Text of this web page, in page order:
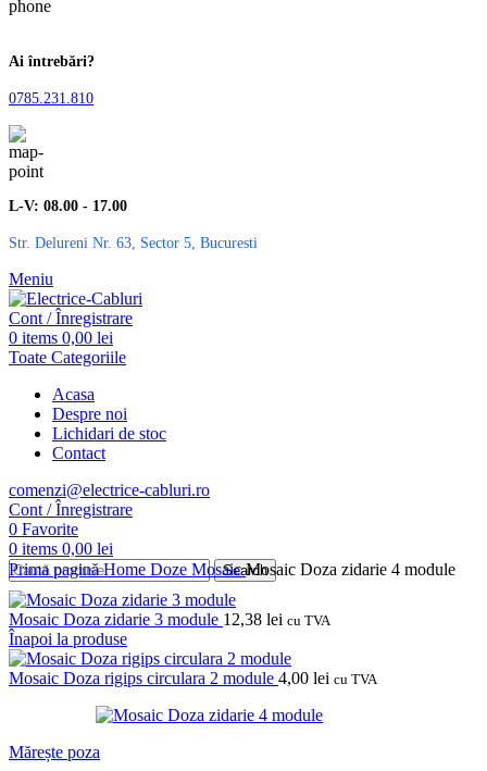
Ai întrebări?
0785.231.810
L-V: 08.00 - 17.00
Str. Delureni Nr. 63, Sector 5, Bucuresti
Meniu
Cont / Înregistrare
0 items 0,00 lei
Toate Categoriile
Acasa
Despre noi
Lichidari de stoc
Contact
comenzi@electrice-cabluri.ro
Cont / Înregistrare
0 Favorite
0 items 0,00 lei
Search
Prima paginăHome Doze MosaicMosaic Doza zidarie 4 module
Mosaic Doza zidarie 3 module 12,38 lei cu TVA
Înapoi la produse
Mosaic Doza rigips circulara 2 module 4,00 lei cu TVA
Mărește poza